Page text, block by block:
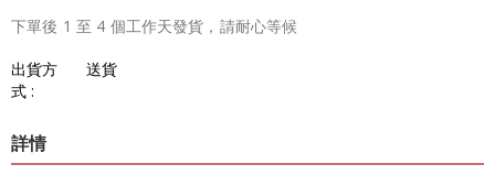
下單後 1 至 4 個工作天發貨，請耐心等候
出貨方
式 :
送貨
詳情